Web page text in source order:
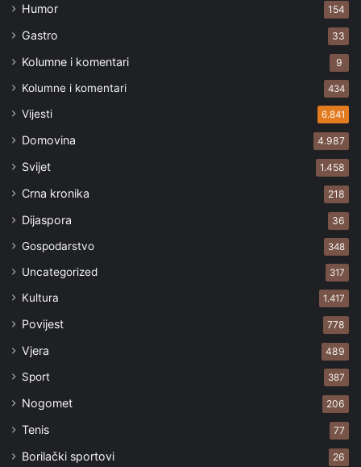
Humor 154
Gastro 33
Kolumne i komentari 9
Kolumne i komentari 434
Vijesti 6.841
Domovina 4.987
Svijet 1.458
Crna kronika 218
Dijaspora 36
Gospodarstvo 348
Uncategorized 317
Kultura 1.417
Povijest 778
Vjera 489
Sport 387
Nogomet 206
Tenis 77
Borilački sportovi 26